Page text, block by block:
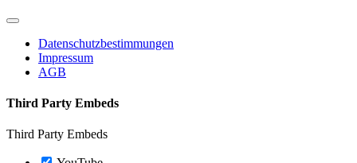
Navigation
umschaltenDatenschutzbestimmungen
Impressum
AGB
Third Party Embeds
Third Party Embeds